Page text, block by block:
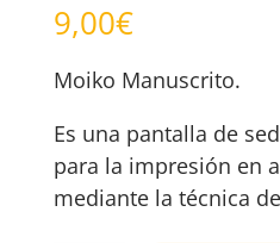
9,00€
Moiko Manuscrito.
Es una pantalla de
para la impresión en
mediante la técnica